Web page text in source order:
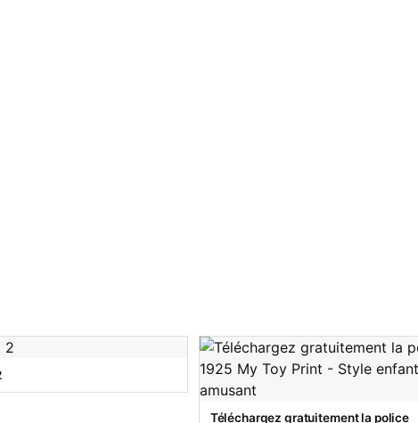
Téléchargez gratuitement la police